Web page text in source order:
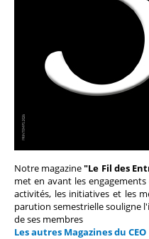
Notre magazine"Le Fil des
met en avant les
activités, les initiatives et les
parution semestrielle souligne
de ses membres
Les autres Magazines du CEO